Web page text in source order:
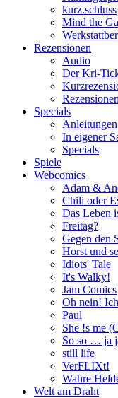
kurz.schluss
Mind the
Rezensionen
Audio
Der Kri-
Rezensionen
Specials
Anleitungen
In eigener
Specials
Spiele
Webcomics
Adam &
Chili oder
Das Leben
Freitag?
Gegen den
Horst und
Idiots' Tale
It's Walky!
Jam Comics
Oh nein!
Paul
She !s me
So so … ja
still life
VerFLIXt!
Wahre
Welt am Draht